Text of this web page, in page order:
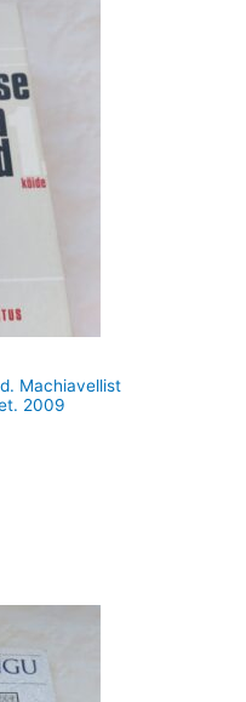
Machiavellist
2009